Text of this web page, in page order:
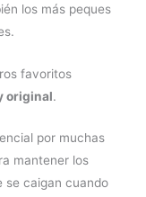
los más peques
favoritos
original.
por muchas
mantener los
se caigan cuando